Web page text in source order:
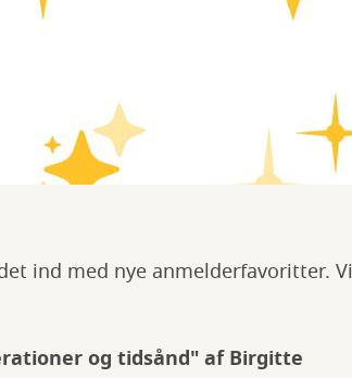
ind med nye anmelderfavoritter. Vi
og tidsånd" af Birgitte